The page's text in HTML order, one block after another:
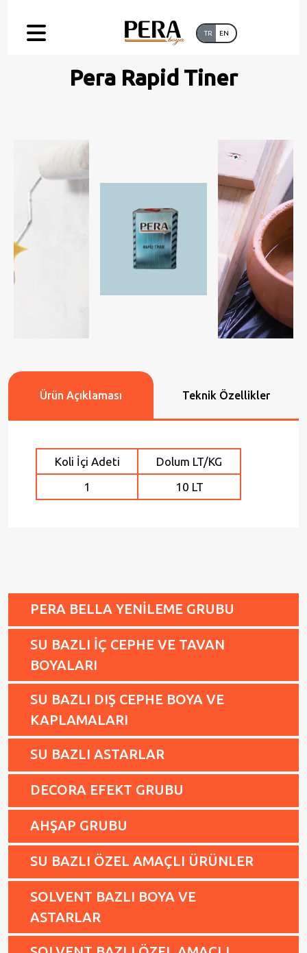
TR EN
PERA BELLA YENİLEME GRUBU
SU BAZLI İÇ CEPHE VE TAVAN
BOYALARI
SU BAZLI DIŞ CEPHE BOYA VE
KAPLAMALARI
SU BAZLI ASTARLAR
DECORA EFEKT GRUBU
AHŞAP GRUBU
SU BAZLI ÖZEL AMAÇLI ÜRÜNLER
SOLVENT BAZLI BOYA VE
ASTARLAR
Pera Rapid Tiner
Ürün Açıklaması Teknik Özellikler
Koli İçi Adeti
Dolum LT/KG
1
10 LT